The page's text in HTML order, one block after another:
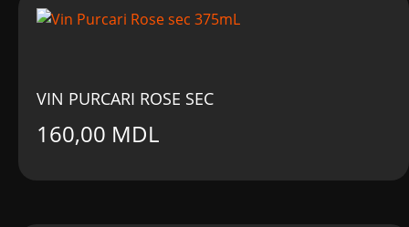
VIN PURCARI ROSE SEC
160,00 MDL